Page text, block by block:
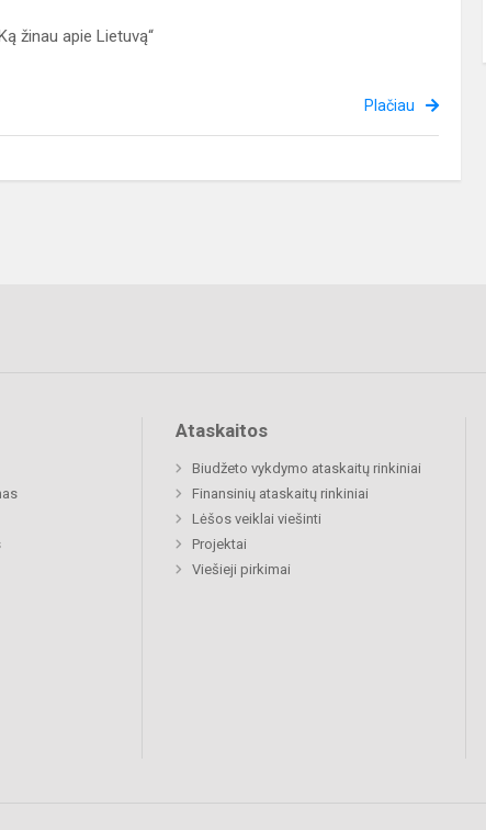
žinau apie Lietuvą“
Plačiau
Ataskaitos
Biudžeto vykdymo ataskaitų rinkiniai
Finansinių ataskaitų rinkiniai
Lėšos veiklai viešinti
Projektai
Viešieji pirkimai